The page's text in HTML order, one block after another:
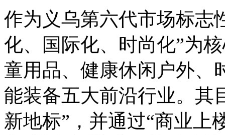
作为义乌第六代市场标志
化、国际化、时尚化”为
童用品、健康休闲户外、
能装备五大前沿行业。其
新地标”，并通过“商业上